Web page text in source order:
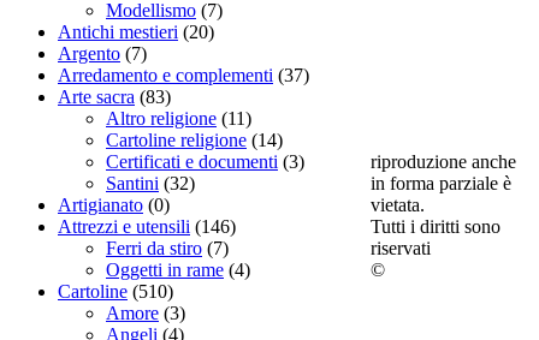
Modellismo (7)
Antichi mestieri (20)
Argento (7)
Arredamento e complementi (37)
Arte sacra (83)
Altro religione (11)
Cartoline religione (14)
Certificati e documenti (3)
Santini (32)
Artigianato (0)
Attrezzi e utensili (146)
Ferri da stiro (7)
Oggetti in rame (4)
Cartoline (510)
Amore (3)
Angeli (4)
riproduzione anche
in forma parziale è
vietata.
Tutti i diritti sono
riservati
©